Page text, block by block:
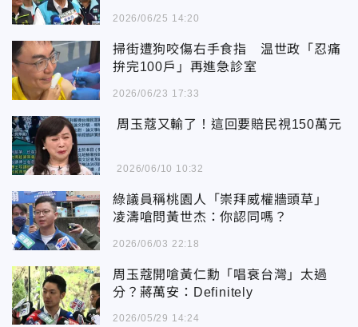
2026/06/25 14:20
掃街遭狗咬傷右手食指 温世政「忍痛
拚完100戶」再進急診室
2026/06/23 17:33
周玉蔻又輸了！這回要賠民視150萬元
2026/06/10 10:32
綠議員稱桃園人「崇拜威權牆頭草」
凌濤嗆問黃世杰：你認同嗎？
2026/06/03 22:18
周玉蔻開嗆黃仁勳「唱衰台灣」太過
分？蔣萬安：Definitely
2026/05/29 14:24